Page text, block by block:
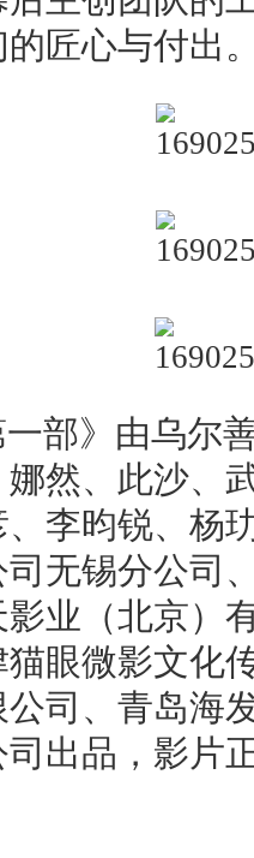
匠心与付出
部》由乌尔
然、此沙、
李昀锐、杨
无锡分公司
业（北京）
眼微影文化
司、青岛海
出品，影片